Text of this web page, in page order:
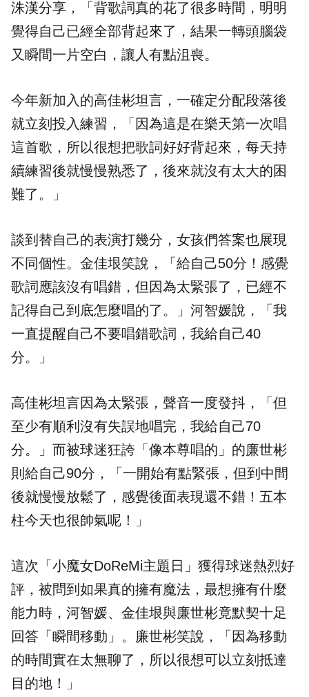
洙漢分享，「背歌詞真的花了很多時間，明明
覺得自己已經全部背起來了，結果一轉頭腦袋
又瞬間一片空白，讓人有點沮喪。
今年新加入的高佳彬坦言，一確定分配段落後
就立刻投入練習，「因為這是在樂天第一次唱
這首歌，所以很想把歌詞好好背起來，每天持
續練習後就慢慢熟悉了，後來就沒有太大的困
難了。」
談到替自己的表演打幾分，女孩們答案也展現
不同個性。金佳垠笑說，「給自己50分！感覺
歌詞應該沒有唱錯，但因為太緊張了，已經不
記得自己到底怎麼唱的了。」河智媛說，「我
一直提醒自己不要唱錯歌詞，我給自己40
分。」
高佳彬坦言因為太緊張，聲音一度發抖，「但
至少有順利沒有失誤地唱完，我給自己70
分。」而被球迷狂誇「像本尊唱的」的廉世彬
則給自己90分，「一開始有點緊張，但到中間
後就慢慢放鬆了，感覺後面表現還不錯！五本
柱今天也很帥氣呢！」
這次「小魔女DoReMi主題日」獲得球迷熱烈好
評，被問到如果真的擁有魔法，最想擁有什麼
能力時，河智媛、金佳垠與廉世彬竟默契十足
回答「瞬間移動」。廉世彬笑說，「因為移動
的時間實在太無聊了，所以很想可以立刻抵達
目的地！」